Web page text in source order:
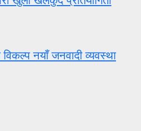
नयाँ जनवादी व्यवस्था